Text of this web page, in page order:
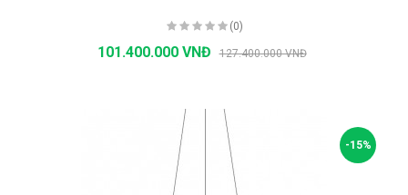
(0)
101.400.000 VNĐ 127.400.000 VNĐ
-15%